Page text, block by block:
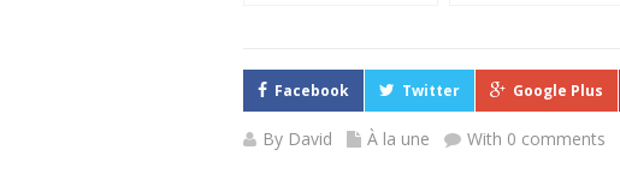
Facebook Twitter Google Plus
By David À la une With 0 comments